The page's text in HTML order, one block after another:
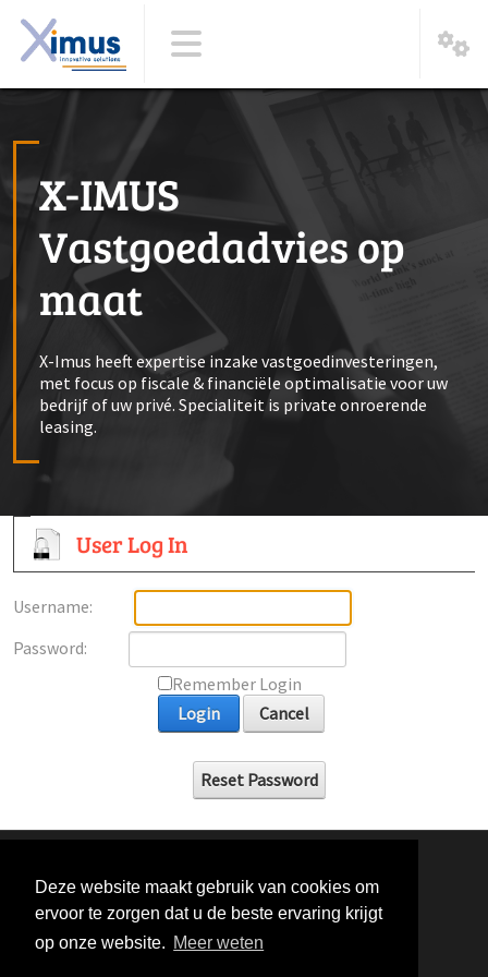
Deze website maakt gebruik van cookies om
ervoor te zorgen dat u de beste ervaring krijgt
op onze website. Meer weten
X-IMUS
Vastgoedadvies op
maat
X-Imus heeft expertise inzake vastgoedinvesteringen,
met focus op fiscale & financiële optimalisatie voor uw
bedrijf of uw privé. Specialiteit is private onroerende
leasing.
User Log In
Username:
Password:
Remember Login
Login
Cancel
Reset Password